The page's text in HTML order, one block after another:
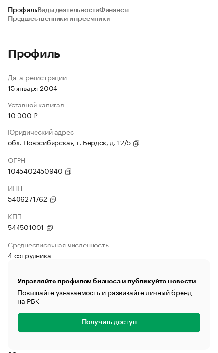
ПрофильВиды деятельностиФинансы
Предшественники и преемники
Профиль
Дата регистрации
15 января 2004
Уставной капитал
10 000 ₽
Юридический адрес
обл. Новосибирская, г. Бердск, д. 12/5
ОГРН
1045402450940
ИНН
5406271762
КПП
544501001
Среднесписочная численность
4 сотрудника
Управляйте профилем бизнеса и публикуйте новости
Повышайте узнаваемость и развивайте личный бренд
на РБК
Получить доступ